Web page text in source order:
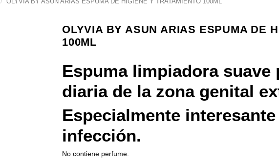
OLYVIA BY ASUN ARIAS ESPUMA DE
100ML
Espuma limpiadora suave
diaria de la zona genital
Especialmente
infección.
No contiene perfume.